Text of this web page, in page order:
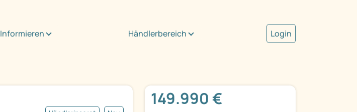
Informieren Händlerbereich Login
149.990 €